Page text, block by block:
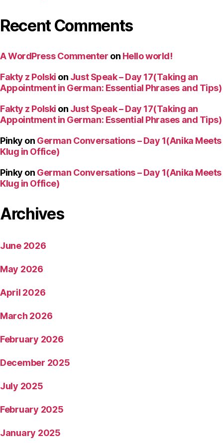
Recent Comments
A WordPress Commenter on Hello world!
Fakty z Polski on Just Speak – Day 17(Taking an
Appointment in German: Essential Phrases and Tips)
Fakty z Polski on Just Speak – Day 17(Taking an
Appointment in German: Essential Phrases and Tips)
Pinky on German Conversations – Day 1(Anika Meets
Klug in Office)
Pinky on German Conversations – Day 1(Anika Meets
Klug in Office)
Archives
June 2026
May 2026
April 2026
March 2026
February 2026
December 2025
July 2025
February 2025
January 2025